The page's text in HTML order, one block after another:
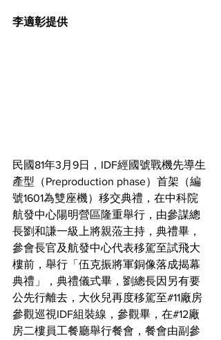
李適彰提供
民國81年3月9日，IDF經國號戰機先導生
產型（Preproduction phase）首架（編
號1601為雙座機）移交典禮，在中科院
航發中心陽明營區隆重舉行，由參謀總
長劉和謙一級上將親蒞主持，典禮畢，
參會長官及航發中心代表移駕至試飛大
樓前，舉行「伍克振將軍銅像落成揭幕
典禮」，典禮儀式畢，劉總長因另有要
公先行離去，大伙兒再度移駕至#11廠房
參觀巡視IDF組裝線，參觀畢，在#12廠
房二樓員工餐廳舉行餐會，餐會由副參